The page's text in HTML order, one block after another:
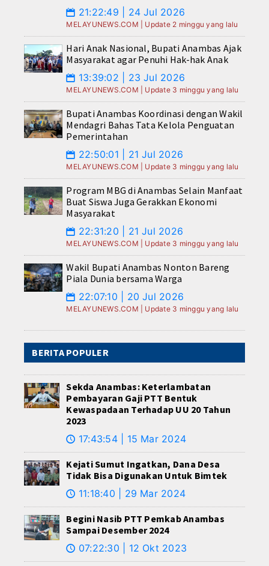
📅 21:22:49 | 24 Jul 2026
MELAYUNEWS.COM | Update 2 minggu yang lalu
Hari Anak Nasional, Bupati Anambas Ajak
Masyarakat agar Penuhi Hak-hak Anak
📅 13:39:02 | 23 Jul 2026
MELAYUNEWS.COM | Update 3 minggu yang lalu
Bupati Anambas Koordinasi dengan Wakil
Mendagri Bahas Tata Kelola Penguatan
Pemerintahan
📅 22:50:01 | 21 Jul 2026
MELAYUNEWS.COM | Update 3 minggu yang lalu
Program MBG di Anambas Selain Manfaat
Buat Siswa Juga Gerakkan Ekonomi
Masyarakat
📅 22:31:20 | 21 Jul 2026
MELAYUNEWS.COM | Update 3 minggu yang lalu
Wakil Bupati Anambas Nonton Bareng
Piala Dunia bersama Warga
📅 22:07:10 | 20 Jul 2026
MELAYUNEWS.COM | Update 3 minggu yang lalu
BERITA POPULER
Sekda Anambas: Keterlambatan
Pembayaran Gaji PTT Bentuk
Kewaspadaan Terhadap UU 20 Tahun
2023
🕔 17:43:54 | 15 Mar 2024
Kejati Sumut Ingatkan, Dana Desa
Tidak Bisa Digunakan Untuk Bimtek
🕔 11:18:40 | 29 Mar 2024
Begini Nasib PTT Pemkab Anambas
Sampai Desember 2024
🕔 07:22:30 | 12 Okt 2023